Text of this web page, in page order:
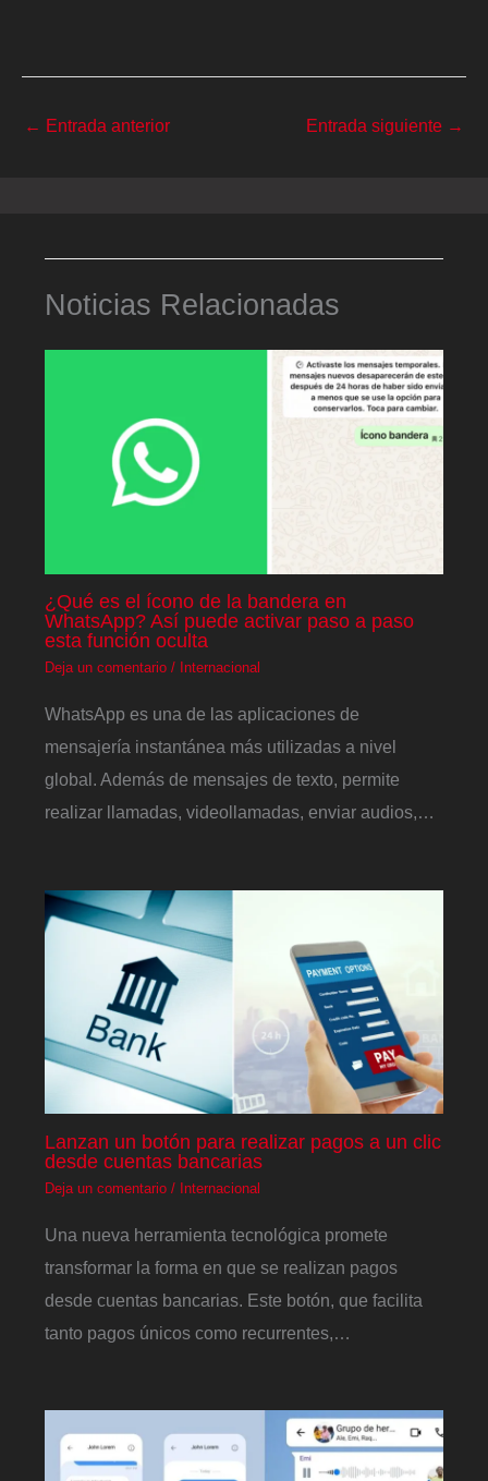
← Entrada anterior Entrada siguiente →
Noticias Relacionadas
¿Qué es el ícono de la bandera en
WhatsApp? Así puede activar paso a paso
esta función oculta
Deja un comentario / Internacional
WhatsApp es una de las aplicaciones de
mensajería instantánea más utilizadas a nivel
global. Además de mensajes de texto, permite
realizar llamadas, videollamadas, enviar audios,…
Lanzan un botón para realizar pagos a un clic
desde cuentas bancarias
Deja un comentario / Internacional
Una nueva herramienta tecnológica promete
transformar la forma en que se realizan pagos
desde cuentas bancarias. Este botón, que facilita
tanto pagos únicos como recurrentes,…